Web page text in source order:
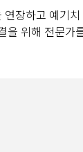
장하고 예기
을 위해 전문